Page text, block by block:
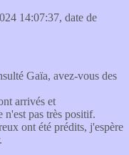
14:07:37, date de
Gaïa, avez-vous des
arrivés et
n'est pas très positif.
ont été prédits, j'espère